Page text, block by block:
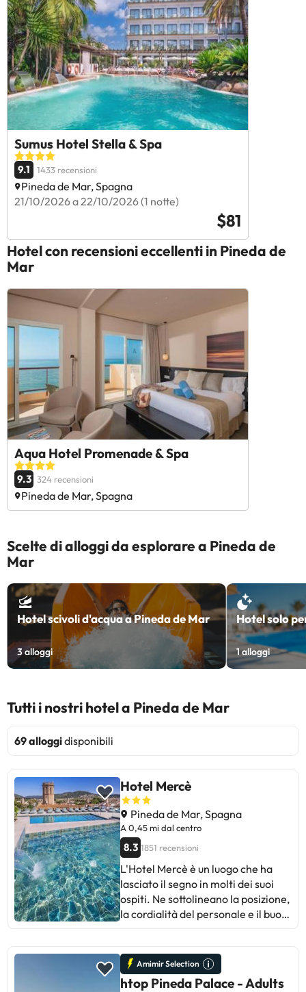
Sumus Hotel Stella & Spa
9.1 1433 recensioni
Pineda de Mar, Spagna
21/10/2026 a 22/10/2026 (1 notte)
$81
Hotel con recensioni eccellenti in Pineda de
Mar
Aqua Hotel Promenade & Spa
9.3 324 recensioni
Pineda de Mar, Spagna
Scelte di alloggi da esplorare a Pineda de
Mar
Hotel scivoli d'acqua a Pineda de Mar
3alloggi
Hotel solo
1alloggi
Tutti i nostri hotel a Pineda de Mar
69 alloggidisponibili
Hotel Mercè
Pineda de Mar, Spagna
A 0,45 mi dal centro
8.3 1851 recensioni
L'Hotel Mercè è un luogo che ha
lasciato il segno in molti dei suoi
ospiti. Ne sottolineano la posizione,
la cordialità del personale e il buon
alcuni clienti hanno notato che le
bevande sono un po' care. Per
quanto riguarda le camere, i
Amimir Selection
htop Pineda Palace - Adults